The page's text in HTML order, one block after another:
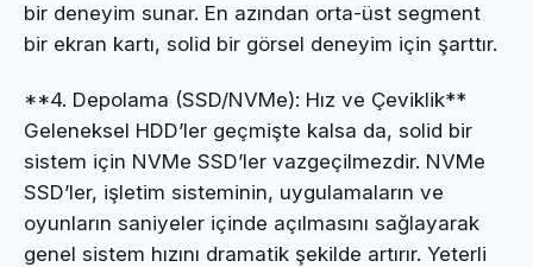
bir deneyim sunar. En azından orta-üst segment
bir ekran kartı, solid bir görsel deneyim için şarttır.
**4. Depolama (SSD/NVMe): Hız ve Çeviklik**
Geleneksel HDD’ler geçmişte kalsa da, solid bir
sistem için NVMe SSD’ler vazgeçilmezdir. NVMe
SSD’ler, işletim sisteminin, uygulamaların ve
oyunların saniyeler içinde açılmasını sağlayarak
genel sistem hızını dramatik şekilde artırır. Yeterli